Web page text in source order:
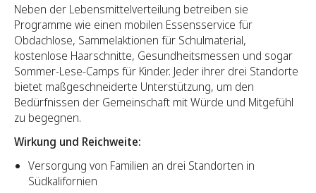
Neben der Lebensmittelverteilung betreiben sie
Programme wie einen mobilen Essensservice für
Obdachlose, Sammelaktionen für Schulmaterial,
kostenlose Haarschnitte, Gesundheitsmessen und sogar
Sommer-Lese-Camps für Kinder. Jeder ihrer drei Standorte
bietet maßgeschneiderte Unterstützung, um den
Bedürfnissen der Gemeinschaft mit Würde und Mitgefühl
zu begegnen.
Wirkung und Reichweite:
Versorgung von Familien an drei Standorten in
Südkalifornien